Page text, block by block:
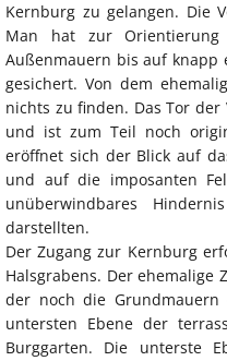
Kernburg zu gelangen. Die
Man hat zur
Außenmauern bis auf
gesichert. Von dem
nichts zu finden. Das Tor
und ist zum Teil noch
eröffnet sich der Blick auf
und auf die imposanten
unüberwindbares
darstellten.
Der Zugang zur Kernburg
Halsgrabens. Der ehemalige
der noch die
untersten Ebene der
Burggarten. Die unterste